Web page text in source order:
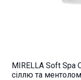
MIRELLA Soft
сіллю та